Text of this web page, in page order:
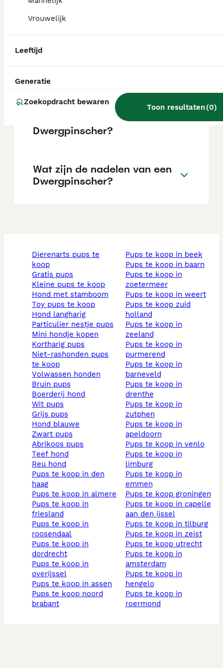
Vrouwelijk
Leeftijd
Generatie
Zoekopdracht bewaren
Toon resultaten(0)
Wat is de belangrijkste
doodsoorzaak bij
Wat is de gemiddelde
levensverwachting van een
Dwergpinscher?
Wat zijn de nadelen van een
Dwergpinscher?
dierenarts pups te
koop
gratis pups
kleine pups te koop
hond met stamboom
toy pups te koop
hond langharig
particulier nestje pups
mini hondje kopen
kortharig pups
niet-rashonden pups
te koop
volwassen honden
bruin pups
boerderij hond
wit pups
grijs pups
hond blauwe
zwart pups
abrikoos pups
teef hond
reu hond
pups te koop in den
haag
pups te koop in almere
pups te koop in
friesland
pups te koop in
roosendaal
pups te koop in
dordrecht
pups te koop in
overijssel
pups te koop in assen
pups te koop noord
brabant
pups te koop in beek
pups te koop in baarn
pups te koop in
zoetermeer
pups te koop in weert
pups te koop zuid
holland
pups te koop in
zeeland
pups te koop in
purmerend
pups te koop in
barneveld
pups te koop in
drenthe
pups te koop in
zutphen
pups te koop in
apeldoorn
pups te koop in venlo
pups te koop in
limburg
pups te koop in
emmen
pups te koop groningen
pups te koop in capelle
aan den ijssel
pups te koop in tilburg
pups te koop in zeist
pups te koop utrecht
pups te koop in
amsterdam
pups te koop in
hengelo
pups te koop in
roermond